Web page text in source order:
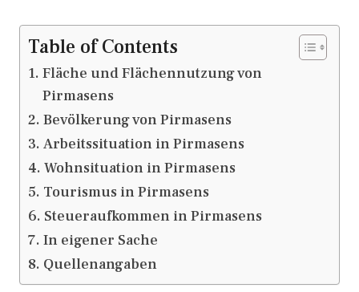
Table of Contents
Fläche und Flächennutzung von
Pirmasens
Bevölkerung von Pirmasens
Arbeitssituation in Pirmasens
Wohnsituation in Pirmasens
Tourismus in Pirmasens
Steueraufkommen in Pirmasens
In eigener Sache
Quellenangaben